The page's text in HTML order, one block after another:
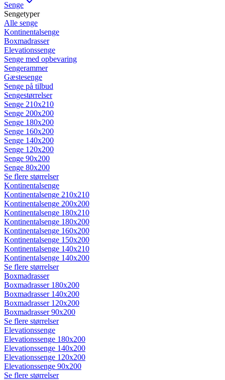
Senge
Sengetyper
Alle senge
Kontinentalsenge
Boxmadrasser
Elevationssenge
Senge med opbevaring
Sengerammer
Gæstesenge
Senge på tilbud
Sengestørrelser
Senge 210x210
Senge 200x200
Senge 180x200
Senge 160x200
Senge 140x200
Senge 120x200
Senge 90x200
Senge 80x200
Se flere størrelser
Kontinentalsenge
Kontinentalsenge 210x210
Kontinentalsenge 200x200
Kontinentalsenge 180x210
Kontinentalsenge 180x200
Kontinentalsenge 160x200
Kontinentalsenge 150x200
Kontinentalsenge 140x210
Kontinentalsenge 140x200
Se flere størrelser
Boxmadrasser
Boxmadrasser 180x200
Boxmadrasser 140x200
Boxmadrasser 120x200
Boxmadrasser 90x200
Se flere størrelser
Elevationssenge
Elevationssenge 180x200
Elevationssenge 140x200
Elevationssenge 120x200
Elevationssenge 90x200
Se flere størrelser